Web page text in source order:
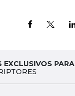
EXCLUSIVOS PARA